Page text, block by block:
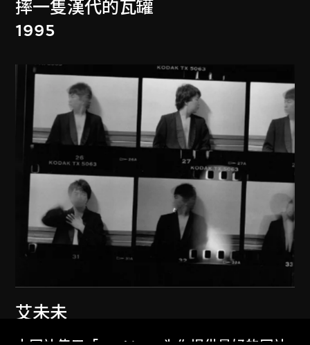
摔一隻漢代的瓦罐
1995
艾未未
紐約1983–1993